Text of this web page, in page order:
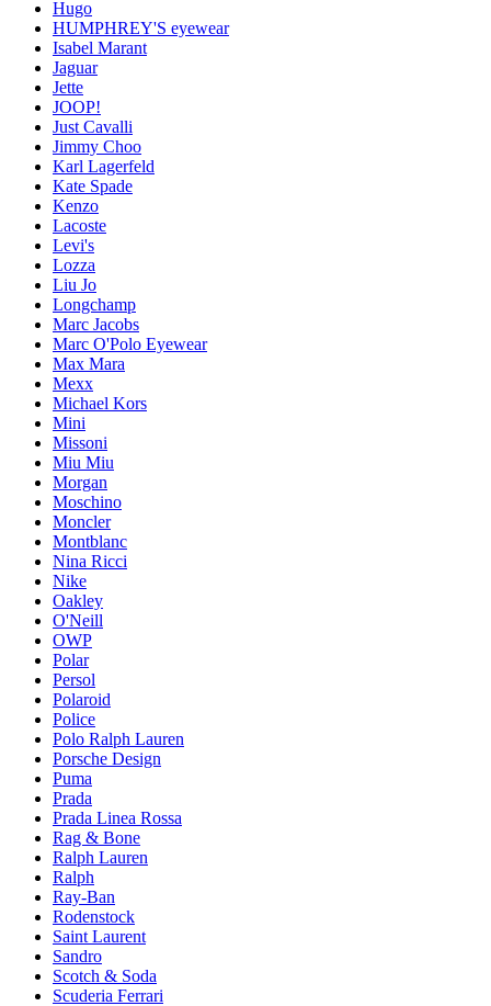
Hugo
HUMPHREY'S eyewear
Isabel Marant
Jaguar
Jette
JOOP!
Just Cavalli
Jimmy Choo
Karl Lagerfeld
Kate Spade
Kenzo
Lacoste
Levi's
Lozza
Liu Jo
Longchamp
Marc Jacobs
Marc O'Polo Eyewear
Max Mara
Mexx
Michael Kors
Mini
Missoni
Miu Miu
Morgan
Moschino
Moncler
Montblanc
Nina Ricci
Nike
Oakley
O'Neill
OWP
Polar
Persol
Polaroid
Police
Polo Ralph Lauren
Porsche Design
Puma
Prada
Prada Linea Rossa
Rag & Bone
Ralph Lauren
Ralph
Ray-Ban
Rodenstock
Saint Laurent
Sandro
Scotch & Soda
Scuderia Ferrari